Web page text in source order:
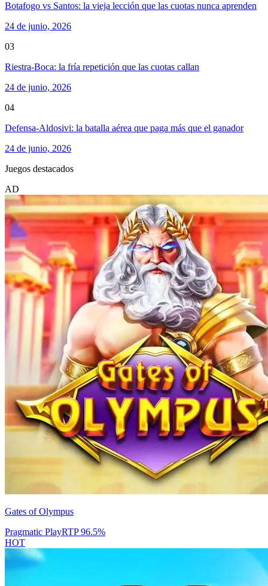
Botafogo vs Santos: la vieja lección que las cuotas nunca aprenden
24 de junio, 2026
03
Riestra-Boca: la fría repetición que las cuotas callan
24 de junio, 2026
04
Defensa-Aldosivi: la batalla aérea que paga más que el ganador
24 de junio, 2026
Juegos destacados
AD
Gates of Olympus
Pragmatic PlayRTP96.5%
HOT